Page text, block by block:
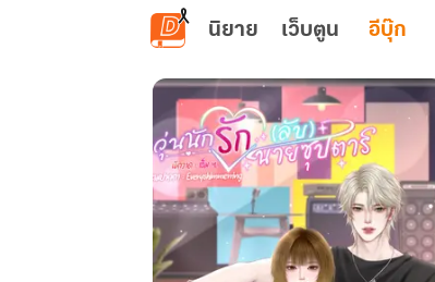
ข้ามไปยังเนื้อหาหลัก
นิยาย เว็บตูน อีบุ๊ก